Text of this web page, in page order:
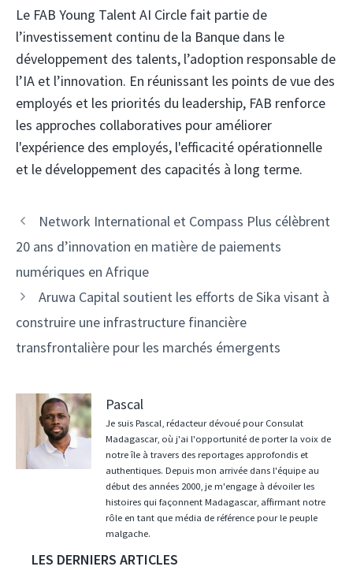
Le FAB Young Talent AI Circle fait partie de
l’investissement continu de la Banque dans le
développement des talents, l’adoption responsable de
l’IA et l’innovation. En réunissant les points de vue des
employés et les priorités du leadership, FAB renforce
les approches collaboratives pour améliorer
l'expérience des employés, l'efficacité opérationnelle
et le développement des capacités à long terme.
Navigation
des
articles
Network International et Compass Plus célèbrent
20 ans d’innovation en matière de paiements
numériques en Afrique
Aruwa Capital soutient les efforts de Sika visant à
construire une infrastructure financière
transfrontalière pour les marchés émergents
Pascal
Je suis Pascal, rédacteur dévoué pour Consulat
Madagascar, où j'ai l'opportunité de porter la voix de
notre île à travers des reportages approfondis et
authentiques. Depuis mon arrivée dans l'équipe au
début des années 2000, je m'engage à dévoiler les
histoires qui façonnent Madagascar, affirmant notre
rôle en tant que média de référence pour le peuple
malgache.
LES DERNIERS ARTICLES